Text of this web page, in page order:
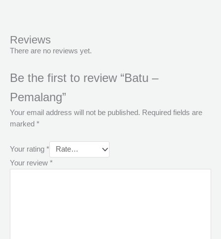
Reviews
There are no reviews yet.
Be the first to review “Batu –
Pemalang”
Your email address will not be published. Required fields are
marked *
Your rating *
Your review *